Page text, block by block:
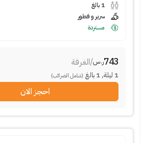
1 بالغ
سرير و فطور
مستردة
743ر.س/الغرفة
1 ليلة,
1 بالغ (شامل الضرائب)
احجز الان